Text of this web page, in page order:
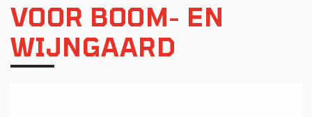
VOOR BOOM- EN
WIJNGAARD